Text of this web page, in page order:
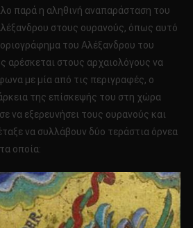
παρά η αληθινή αναπαράσταση του
στους ουρανούς, όπως αυτό
του Αλέξανδρου του
αρέσκεται στους αρχαιολόγους να
με μία από τις περιγραφές, ο
της επίσκεψής του στη χώρα
να εξερευνήσει τους ουρανούς και
να συλλάβουν δύο τεράστια όρνεα
οποία: